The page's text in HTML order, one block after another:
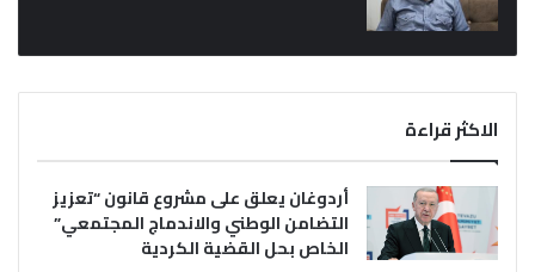
الاكثر قراءة
أردوغان يعلق على مشروع قانون “تعزيز
التضامن الوطني والاندماج المجتمعي”
الخاص بحل القضية الكردية